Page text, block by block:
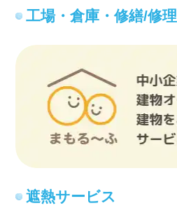
工場・倉庫・修繕/修理
遮熱サービス